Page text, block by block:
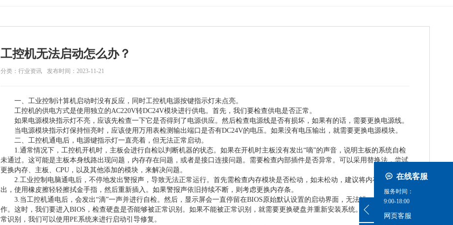
工控机无法启动怎么办？
分类：行业资讯 发布时间：2023-11-21
一、工业控制计算机启动时没有反应，同时工控机电源按键指示灯未点亮。
工控机的供电方式是使用独立的AC220V转DC24V模块进行供电。首先，我们要检查供电是否正常。
如果电源模块指示灯不亮，应该先检查一下它是否得到了电源供应。然后检查电源线是否有损坏，如果有的话，需要更换电源线。
当电源模块指示灯保持恒亮时，应该使用万用表检测输出端口是否有DC24V的电压。如果没有电压输出，就需要更换电源模块。
二、工控机通电后，电源键指示灯一直亮着，但无法正常启动。
1.通常情况下，工控机开机时，主板会进行自检以判断机器的状态。如果在开机时主板没有发出“嘀”的声音，说明主板的系统自检
未通过。这可能是主板本身线路出现问题，内存存在问题，或者是接口连接问题。需要检查内部插件是否异常。可以采用替换法，尝试
更换内存、主板、CPU，以及其他添加的模块，来解决问题。
2.工业控制电脑通电后，不停地发出警报声，导致无法正常运行。首先需检查内存模块是否松动，如未松动，建议将内存模块取
出，使用橡皮擦轻轻擦拭金手指，然后重新插入。如果警报声依旧持续不断，则考虑更换内存条。
3.当工控机通电后，会发出“滴”一声并进行自检。然后，显示屏会一直停留在BIOS原始默认设置的启动界面，无法进一步进行操
作。这时，我们要进入BIOS，检查硬盘是否能够被正常识别。如果不能被正常识别，就需要更换硬盘并重新安装系统。如果能够被正
常识别，我们可以使用PE系统来进行启动引导修复。
在线客服
服务时间：
9:00-18:00
网页客服